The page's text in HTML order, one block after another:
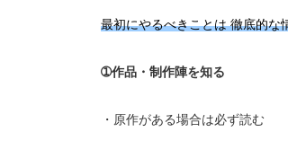
最初にやるべきことは 徹底的な
➀作品・制作陣を知る
・原作がある場合は必ず読む